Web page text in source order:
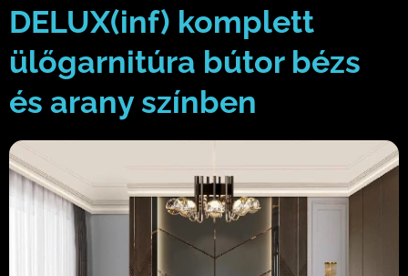
DELUX(inf) komplett
ülőgarnitúra bútor bézs
és arany színben